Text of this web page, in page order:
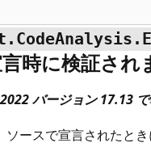
時に検証され
バージョン 17.13
ソースで宣言されたとき